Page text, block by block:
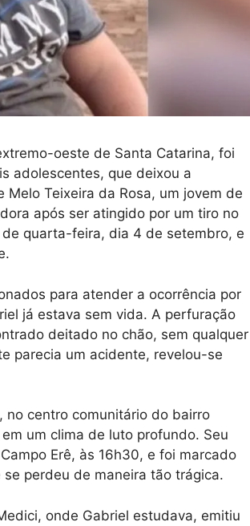
oeste de Santa Catarina, foi
adolescentes, que deixou a
Teixeira da Rosa, um jovem de
após ser atingido por um tiro no
quarta-feira, dia 4 de setembro, e
para atender a ocorrência por
já estava sem vida. A perfuração
deitado no chão, sem qualquer
parecia um acidente, revelou-se
no centro comunitário do bairro
um clima de luto profundo. Seu
Erê, às 16h30, e foi marcado
perdeu de maneira tão trágica.
onde Gabriel estudava, emitiu